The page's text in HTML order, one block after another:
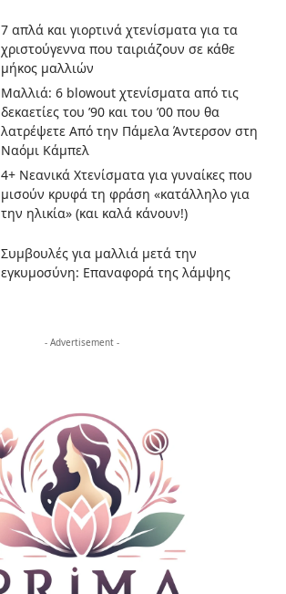
7 απλά και γιορτινά χτενίσματα για τα
χριστούγεννα που ταιριάζουν σε κάθε
μήκος μαλλιών
Μαλλιά: 6 blowout χτενίσματα από τις
δεκαετίες του ’90 και του ’00 που θα
λατρέψετε Από την Πάμελα Άντερσον στη
Ναόμι Κάμπελ
4+ Νεανικά Χτενίσματα για γυναίκες που
μισούν κρυφά τη φράση «κατάλληλο για
την ηλικία» (και καλά κάνουν!)
Συμβουλές για μαλλιά μετά την
εγκυμοσύνη: Επαναφορά της λάμψης
- Advertisement -